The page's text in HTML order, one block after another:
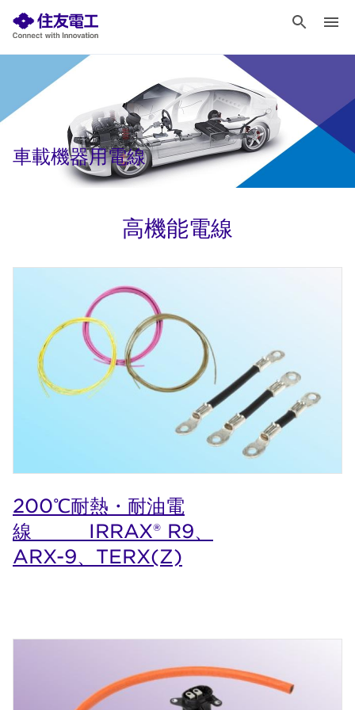
車載機器用電線
高機能電線
200℃耐熱・耐油電
線 IRRAX® R9、
ARX-9、TERX(Z)